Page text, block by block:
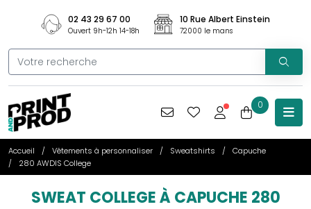
02 43 29 67 00
Ouvert 9h-12h 14-18h
10 Rue Albert Einstein
72000 le mans
0
Accueil Vêtements à personnaliser Sweatshirts
Capuche
280 AWDIS College
SWEAT COLLEGE À CAPUCHE 280